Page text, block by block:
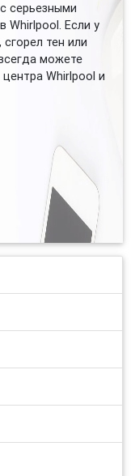
серьезными
Whirlpool. Если у
тен или
можете
Whirlpool и